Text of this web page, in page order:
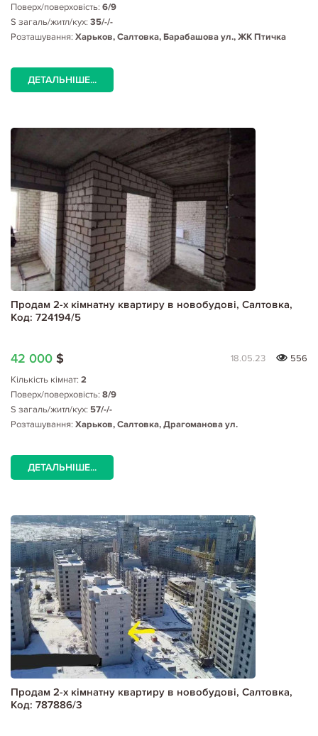
Поверх/поверховість: 6/9
S загаль/житл/кух: 35/-/-
Розташування: Харьков, Салтовка, Барабашова ул., ЖК Птичка
ДЕТАЛЬНІШЕ...
Продам 2-х кімнатну квартиру в новобудові, Салтовка,
Код: 724194/5
42 000 $ 18.05.23
556
Кількість кімнат: 2
Поверх/поверховість: 8/9
S загаль/житл/кух: 57/-/-
Розташування: Харьков, Салтовка, Драгоманова ул.
ДЕТАЛЬНІШЕ...
Продам 2-х кімнатну квартиру в новобудові, Салтовка,
Код: 787886/3